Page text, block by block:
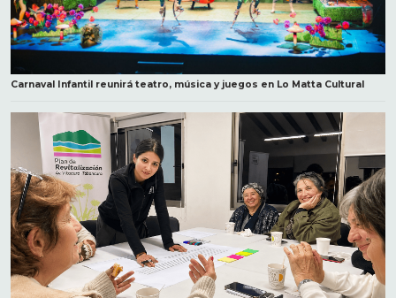
Carnaval Infantil reunirá teatro, música y juegos en Lo Matta Cultural